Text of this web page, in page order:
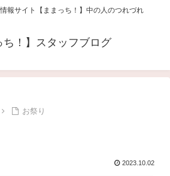
報サイト【ままっち！】中の人のつれづれ
ち！】スタッフブログ
お祭り
2023.10.02